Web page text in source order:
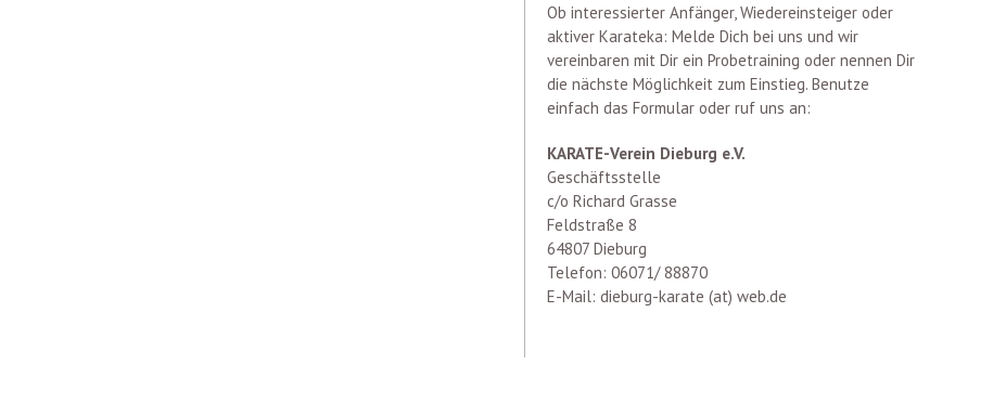
Ob interessierter Anfänger, Wiedereinsteiger oder
aktiver Karateka: Melde Dich bei uns und wir
vereinbaren mit Dir ein Probetraining oder nennen Dir
die nächste Möglichkeit zum Einstieg. Benutze
einfach das Formular oder ruf uns an:
KARATE-Verein Dieburg e.V.
Geschäftsstelle
c/o Richard Grasse
Feldstraße 8
64807 Dieburg
Telefon: 06071/ 88870
E-Mail: dieburg-karate (at) web.de